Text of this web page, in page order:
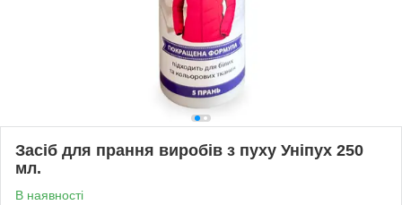
Засіб для прання виробів з пуху Уніпух 250
мл.
В наявності